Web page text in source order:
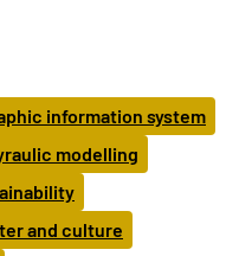
information system
modelling
and culture